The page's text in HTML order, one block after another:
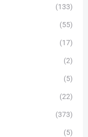
(133)
(55)
(17)
(2)
(5)
(22)
(373)
(5)